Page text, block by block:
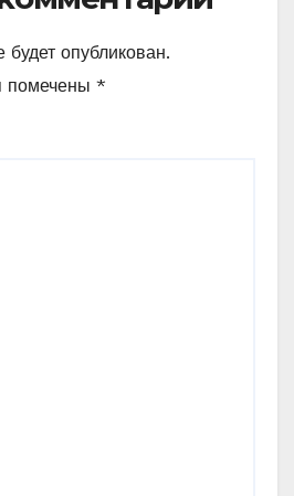
опубликован.
помечены *